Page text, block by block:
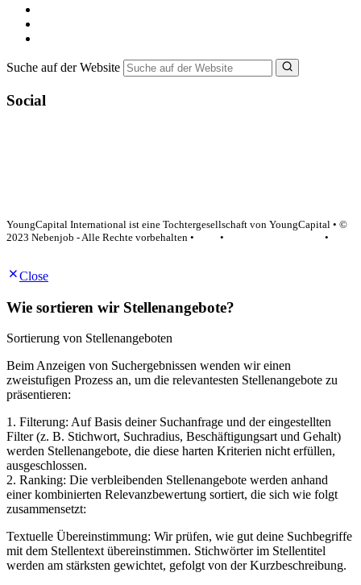
Suche auf der Website
Social
YoungCapital International ist eine Tochtergesellschaft von YoungCapital • ©
2023 Nebenjob - Alle Rechte vorbehalten •
•
•
Close
Wie sortieren wir Stellenangebote?
Sortierung von Stellenangeboten
Beim Anzeigen von Suchergebnissen wenden wir einen
zweistufigen Prozess an, um die relevantesten Stellenangebote zu
präsentieren:
1. Filterung: Auf Basis deiner Suchanfrage und der eingestellten
Filter (z. B. Stichwort, Suchradius, Beschäftigungsart und Gehalt)
werden Stellenangebote, die diese harten Kriterien nicht erfüllen,
ausgeschlossen.
2. Ranking: Die verbleibenden Stellenangebote werden anhand
einer kombinierten Relevanzbewertung sortiert, die sich wie folgt
zusammensetzt:
Textuelle Übereinstimmung: Wir prüfen, wie gut deine Suchbegriffe
mit dem Stellentext übereinstimmen. Stichwörter im Stellentitel
werden am stärksten gewichtet, gefolgt von der Kurzbeschreibung.